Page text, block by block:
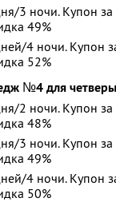
3 ночи. Купон
49%
4 ночи. Купон
52%
№4 для
2 ночи. Купон
48%
3 ночи. Купон
49%
4 ночи. Купон
50%